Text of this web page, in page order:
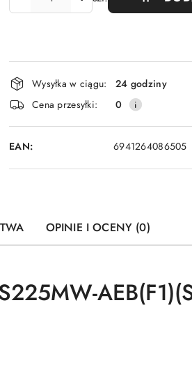
Dostępność
i
dostawa
Wysyłka w ciągu:
24 godziny
Cena przesyłki:
0
EAN: 6941264086505
OPINIE I OCENY (0)